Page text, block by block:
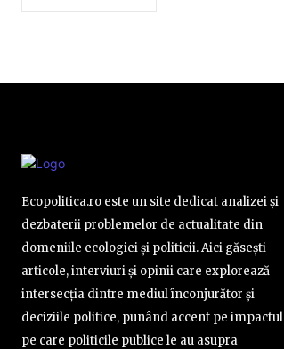
Ecopolitica.ro este un site dedicat analizei și
dezbaterii problemelor de actualitate din
domeniile ecologiei și politicii. Aici găsești
articole, interviuri și opinii care explorează
intersecția dintre mediul înconjurător și
deciziile politice, punând accent pe impactul
pe care politicile publice le au asupra